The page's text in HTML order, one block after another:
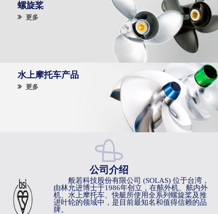
螺旋桨
更多
水上摩托车产品
更多
公司介绍
般若科技股份有限公司 (SOLAS) 位于台湾，
由林允进博士于1986年创立，在舷外机、舷内外
机、水上摩托车、快艇所使用全系列螺旋桨及推
进叶轮的领域中，是目前最知名和值得信赖的品
牌。